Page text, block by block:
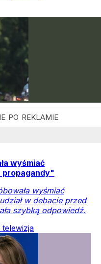
wyśmiać
propagandy"
wyśmiać
w debacie przed
szybką odpowiedź.
telewizja